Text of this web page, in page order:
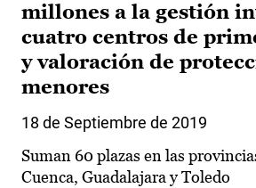
millones a la gestión
cuatro centros de
y valoración de
menores
18 de Septiembre de 2019
Suman 60 plazas en las
Cuenca, Guadalajara y Toledo